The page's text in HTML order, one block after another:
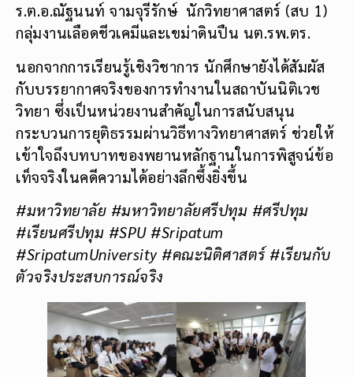
ร.ต.อ.ณัฐนนท์ จามจุรีรักษ์ นักวิทยาศาสตร์ (สบ 1)
กลุ่มงานเลือดชีวเคมีและเขม่าดินปืน นต.รพ.ตร.
นอกจากการเรียนรู้เชิงวิชาการ นักศึกษายังได้สัมผัส
กับบรรยากาศจริงของการทำงานในสถาบันนิติเวช
วิทยา ซึ่งเป็นหน่วยงานสำคัญในการสนับสนุน
กระบวนการยุติธรรมผ่านวิธีทางวิทยาศาสตร์ ช่วยให้
เข้าใจถึงบทบาทของพยานหลักฐานในการพิสูจน์ข้อ
เท็จจริงในคดีความได้อย่างลึกซึ้งยิ่งขึ้น
#มหาวิทยาลัย #มหาวิทยาลัยศรีปทุม #ศรีปทุม
#เรียนศรีปทุม #SPU #Sripatum
#SripatumUniversity #คณะนิติศาสตร์ #เรียนกับ
ตัวจริงประสบการณ์จริง